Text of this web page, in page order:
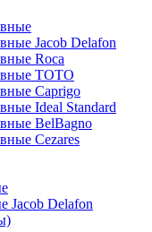
Jacob Delafon
Roca
TOTO
Caprigo
Ideal Standard
BelBagno
Cezares
Jacob Delafon